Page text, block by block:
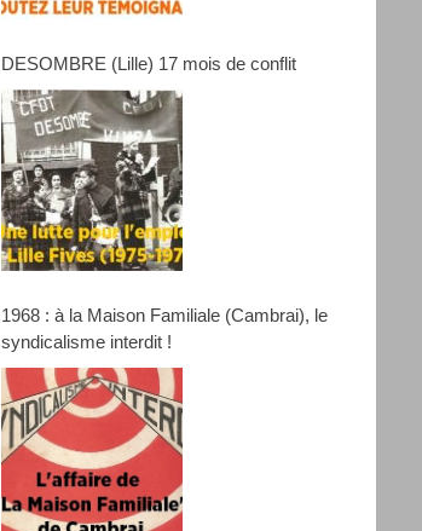
DESOMBRE (Lille) 17 mois de conflit
1968 : à la Maison Familiale (Cambrai), le
syndicalisme interdit !